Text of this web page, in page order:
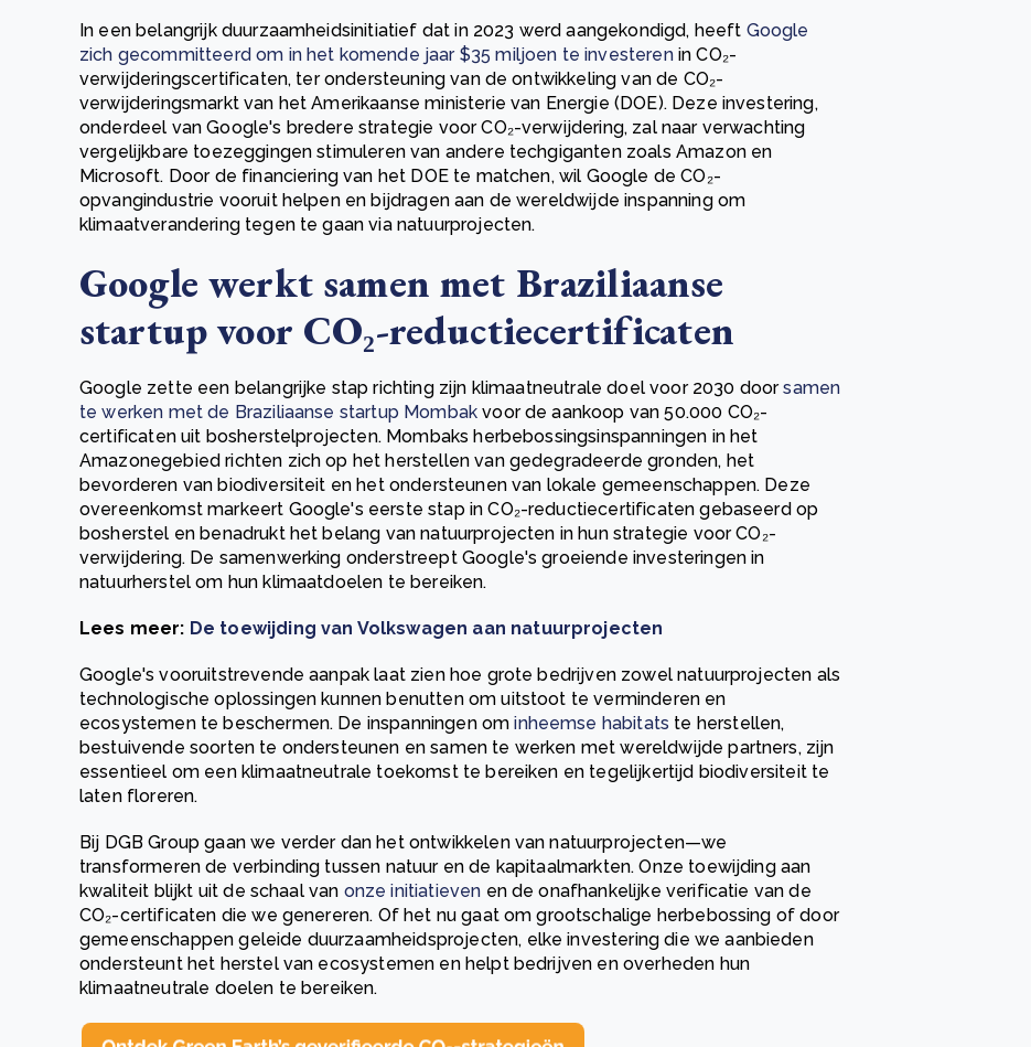
In een belangrijk duurzaamheidsinitiatief dat in 2023 werd aangekondigd, heeft Google
zich gecommitteerd om in het komende jaar $35 miljoen te investerenin CO₂-
verwijderingscertificaten, ter ondersteuning van de ontwikkeling van de CO₂-
verwijderingsmarkt van het Amerikaanse ministerie van Energie (DOE). Deze investering,
onderdeel van Google's bredere strategie voor CO₂-verwijdering, zal naar verwachting
vergelijkbare toezeggingen stimuleren van andere techgiganten zoals Amazon en
Microsoft. Door de financiering van het DOE te matchen, wil Google de CO₂-
opvangindustrie vooruit helpen en bijdragen aan de wereldwijde inspanning om
klimaatverandering tegen te gaan via natuurprojecten.
Google werkt samen met Braziliaanse
startup voor CO₂-reductiecertificaten
Google zette een belangrijke stap richting zijn klimaatneutrale doel voor 2030 doorsamen
te werken met de Braziliaanse startup Mombak voor de aankoop van 50.000 CO₂-
certificaten uit bosherstelprojecten. Mombaks herbebossingsinspanningen in het
Amazonegebied richten zich op het herstellen van gedegradeerde gronden, het
bevorderen van biodiversiteit en het ondersteunen van lokale gemeenschappen. Deze
overeenkomst markeert Google's eerste stap in CO₂-reductiecertificaten gebaseerd op
bosherstel en benadrukt het belang van natuurprojecten in hun strategie voor CO₂-
verwijdering. De samenwerking onderstreept Google's groeiende investeringen in
natuurherstel om hun klimaatdoelen te bereiken.
Lees meer: De toewijding van Volkswagen aan natuurprojecten
Google's vooruitstrevende aanpak laat zien hoe grote bedrijven zowel natuurprojecten als
technologische oplossingen kunnen benutten om uitstoot te verminderen en
ecosystemen te beschermen. De inspanningen ominheemse habitats te herstellen,
bestuivende soorten te ondersteunen en samen te werken met wereldwijde partners, zijn
essentieel om een klimaatneutrale toekomst te bereiken en tegelijkertijd biodiversiteit te
laten floreren.
Bij DGB Group gaan we verder dan het ontwikkelen van natuurprojecten—we
transformeren de verbinding tussen natuur en de kapitaalmarkten. Onze toewijding aan
kwaliteit blijkt uit de schaal van onze initiatieven en de onafhankelijke verificatie van de
CO₂-certificaten die we genereren. Of het nu gaat om grootschalige herbebossing of door
gemeenschappen geleide duurzaamheidsprojecten, elke investering die we aanbieden
ondersteunt het herstel van ecosystemen en helpt bedrijven en overheden hun
klimaatneutrale doelen te bereiken.